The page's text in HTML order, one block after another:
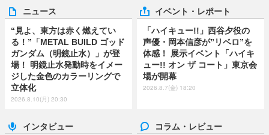
ニュース
“見よ、東方は赤く燃えてい
る！”「METAL BUILD ゴッド
ガンダム（明鏡止水）」が登
場！ 明鏡止水発動時をイメー
ジした金色のカラーリングで
立体化
2026.8.10(月) 20:30
イベント・レポート
「ハイキュー!!」西谷夕役の
声優・岡本信彦が”リベロ”を
体感！ 展示イベント「ハイキ
ュー!! オン ザ コート」東京会
場が開幕
2026.8.7(金) 18:20
インタビュー コラム・レビュー